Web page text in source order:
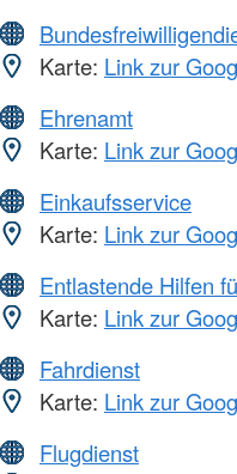
Karte: Link zur
Ehrenamt
Karte: Link zur
Einkaufsservice
Karte: Link zur
Entlastende Hilfen
Karte: Link zur
Fahrdienst
Karte: Link zur
Flugdienst